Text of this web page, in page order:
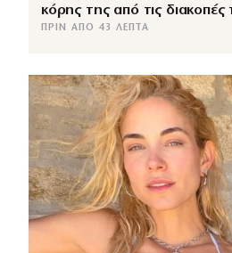
κόρης της από τις
ΠΡΙΝ ΑΠΌ 43 ΛΕΠΤΆ